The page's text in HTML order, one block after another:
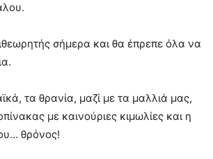
σήμερα και θα έπρεπε όλα να
τα θρανία, μαζί με τα μαλλιά μας,
με καινούριες κιμωλίες και η
θρόνος!